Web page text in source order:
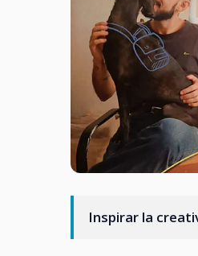
Inspirar la